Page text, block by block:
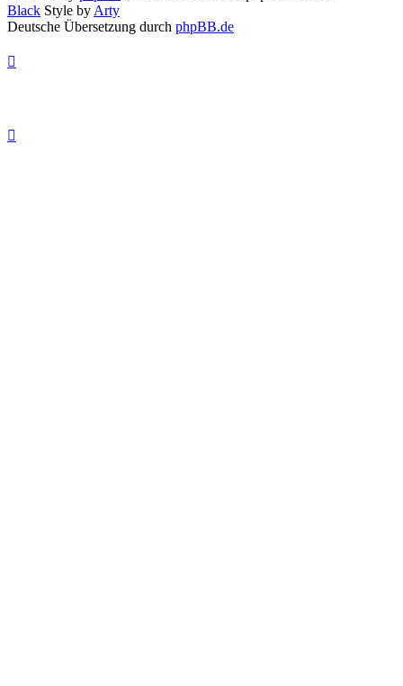
Black Style byArty
Deutsche Übersetzung durch phpBB.de